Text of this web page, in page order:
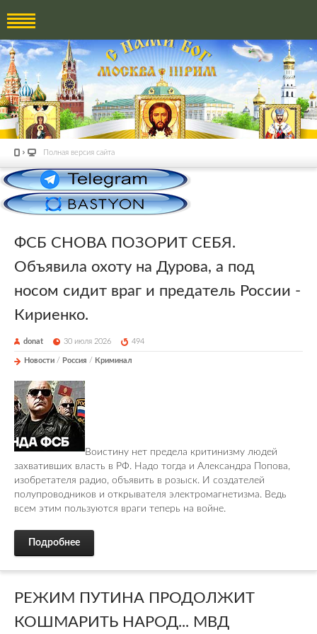
Полная версия сайта
ФСБ СНОВА ПОЗОРИТ СЕБЯ.
Объявила охоту на Дурова, а под
носом сидит враг и предатель России -
Кириенко.
donat 30 июля 2026 494
Новости / Россия / Криминал
Воистину нет предела критинизму людей
захвативших власть в РФ. Надо тогда и Александра Попова,
изобретателя радио, объявить в розыск. И создателей
полупроводников и открывателя электромагнетизма. Ведь
всем этим пользуются враги теперь на войне.
Подробнее
РЕЖИМ ПУТИНА ПРОДОЛЖИТ
КОШМАРИТЬ НАРОД... МВД